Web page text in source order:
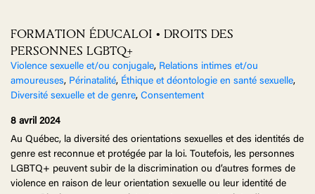
FORMATION ÉDUCALOI • DROITS DES
PERSONNES LGBTQ+
Violence sexuelle et/ou conjugale, Relations intimes et/ou
amoureuses, Périnatalité, Éthique et déontologie en santé sexuelle,
Diversité sexuelle et de genre, Consentement
8 avril 2024
Au Québec, la diversité des orientations sexuelles et des identités de
genre est reconnue et protégée par la loi. Toutefois, les personnes
LGBTQ+ peuvent subir de la discrimination ou d’autres formes de
violence en raison de leur orientation sexuelle ou leur identité de